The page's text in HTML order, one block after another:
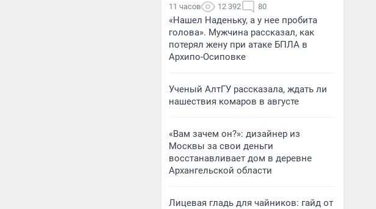
11 часов 12 392 80
«Нашел Наденьку, а у нее пробита
голова». Мужчина рассказал, как
потерял жену при атаке БПЛА в
Архипо-Осиповке
Ученый АлтГУ рассказала, ждать ли
нашествия комаров в августе
«Вам зачем он?»: дизайнер из
Москвы за свои деньги
восстанавливает дом в деревне
Архангельской области
Лицевая гладь для чайников: гайд от